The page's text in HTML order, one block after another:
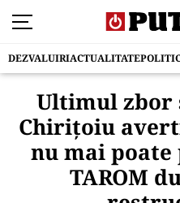
DEZVALUIRIACTUALITATE
Ultimul zbor
Chirițoiu
nu mai
TAROM